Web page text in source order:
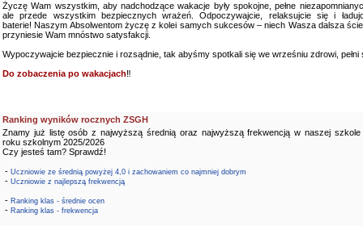
Życzę Wam wszystkim, aby nadchodzące wakacje były spokojne, pełne
ale przede wszystkim bezpiecznych wrażeń. Odpoczywajcie, relaksujcie się i
baterie! Naszym Absolwentom życzę z kolei samych sukcesów – niech Wasza dalsza
przyniesie Wam mnóstwo satysfakcji.
Wypoczywajcie bezpiecznie i rozsądnie, tak abyśmy spotkali się we wrześniu zdrowi, pełni
Do zobaczenia po wakacjach‼️
Ranking wyników rocznych ZSGH
Znamy już listę osób z najwyższą średnią oraz najwyższą frekwencją w naszej szkole
roku szkolnym 2025/2026
Czy jesteś tam? Sprawdź!
- Uczniowie ze średnią powyżej 4,0 i zachowaniem co najmniej dobrym
- Uczniowie z najlepszą frekwencją
- Ranking klas - średnie ocen
- Ranking klas - frekwencja